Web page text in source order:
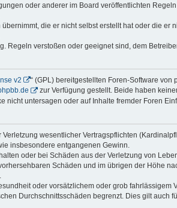
oder anderer im Board veröffentlichten
die er nicht selbst erstellt hat oder die er
verstoßen oder geeignet sind, dem
v2 “ (GPL) bereitgestellten Foren-Software von
zur Verfügung gestellt. Beide haben
untersagen oder auf Inhalte fremder Foren
wesentlicher Vertragspflichten
insbesondere entgangenen Gewinn.
oder bei Schäden aus der Verletzung von
Schäden und im übrigen der Höhe
oder vorsätzlichem oder grob fahrlässigem
Durchschnittsschäden begrenzt. Dies gilt auch